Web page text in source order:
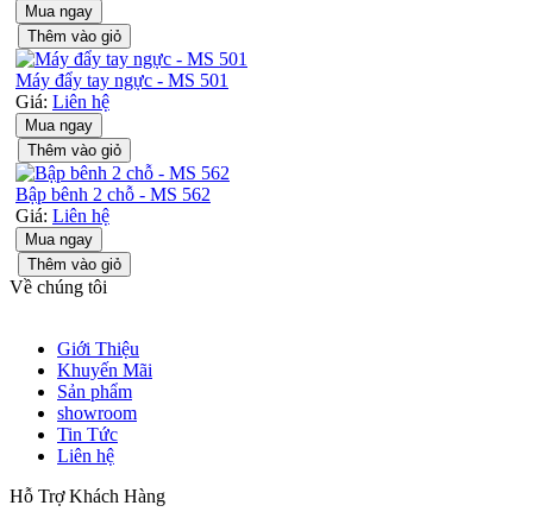
Mua ngay
Thêm vào giỏ
Máy đẩy tay ngực - MS 501
Giá: Liên hệ
Mua ngay
Thêm vào giỏ
Bập bênh 2 chỗ - MS 562
Giá: Liên hệ
Mua ngay
Thêm vào giỏ
Về chúng tôi
Giới Thiệu
Khuyến Mãi
Sản phẩm
showroom
Tin Tức
Liên hệ
Hỗ Trợ Khách Hàng